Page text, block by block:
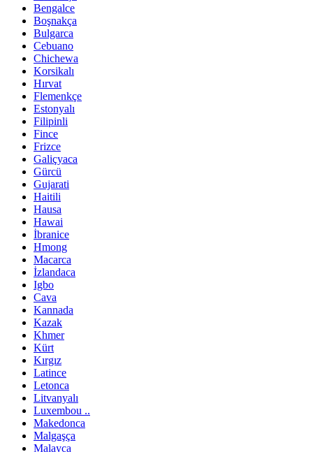
Bengalce
Boşnakça
Bulgarca
Cebuano
Chichewa
Korsikalı
Hırvat
Flemenkçe
Estonyalı
Filipinli
Fince
Frizce
Galiçyaca
Gürcü
Gujarati
Haitili
Hausa
Hawai
İbranice
Hmong
Macarca
İzlandaca
Igbo
Cava
Kannada
Kazak
Khmer
Kürt
Kırgız
Latince
Letonca
Litvanyalı
Luxembou ..
Makedonca
Malgaşça
Malayca